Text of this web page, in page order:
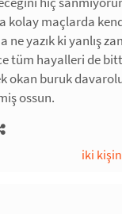
kolay maçlarda
ne yazık ki yanlış
tüm hayalleri de
okan buruk
ossun.
iki